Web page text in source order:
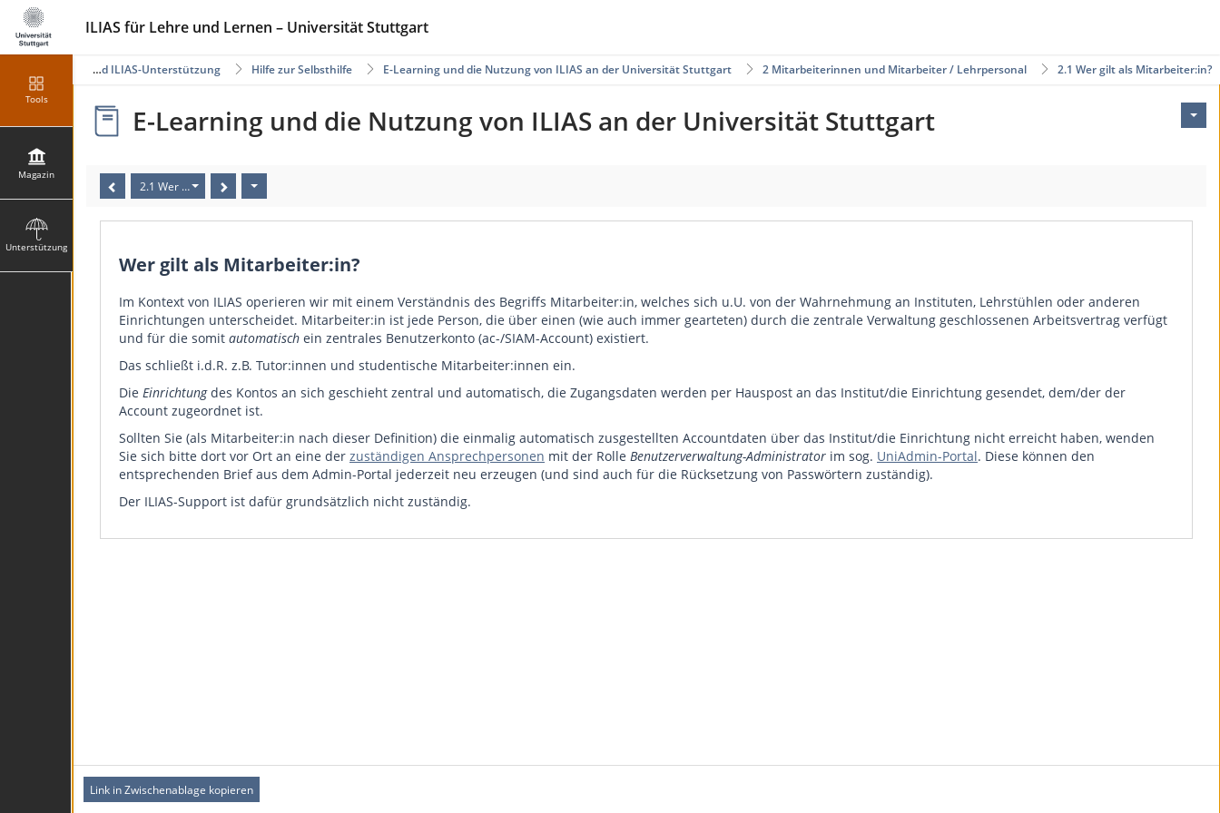
ILIAS für Lehre und Lernen – Universität Stuttgart
Tools
Magazin
Unterstützung
2.1 Wer gilt als Mitarbeiter:in?
2 Mitarbeiterinnen und Mitarbeiter / Lehrpersonal
E-Learning und die Nutzung von ILIAS an der Universität Stuttgart
Hilfe zur Selbsthilfe
E-Learning- und ILIAS-Unterstützung
E-Learning und die Nutzung von ILIAS an der Universität Stuttgart
2.1 Wer gilt als Mitarbeiter:in?
Wer gilt als Mitarbeiter:in?
Im Kontext von ILIAS operieren wir mit einem Verständnis des Begriffs Mitarbeiter:in, welches sich u.U. von der Wahrnehmung an Instituten, Lehrstühlen oder anderen
Einrichtungen unterscheidet. Mitarbeiter:in ist jede Person, die über einen (wie auch immer gearteten) durch die zentrale Verwaltung geschlossenen Arbeitsvertrag verfügt
und für die somit automatisch ein zentrales Benutzerkonto (ac-/SIAM-Account) existiert.
Das schließt i.d.R. z.B. Tutor:innen und studentische Mitarbeiter:innen ein.
Die Einrichtungdes Kontos an sich geschieht zentral und automatisch, die Zugangsdaten werden per Hauspost an das Institut/die Einrichtung gesendet, dem/der der
Account zugeordnet ist.
Sollten Sie (als Mitarbeiter:in nach dieser Definition) die einmalig automatisch zusgestellten Accountdaten über das Institut/die Einrichtung nicht erreicht haben, wenden
Sie sich bitte dort vor Ort an eine der zuständigen Ansprechpersonen mit der Rolle Benutzerverwaltung-Administrator im sog. UniAdmin-Portal. Diese können den
entsprechenden Brief aus dem Admin-Portal jederzeit neu erzeugen (und sind auch für die Rücksetzung von Passwörtern zuständig).
Der ILIAS-Support ist dafür grundsätzlich nicht zuständig.
Link in Zwischenablage kopieren